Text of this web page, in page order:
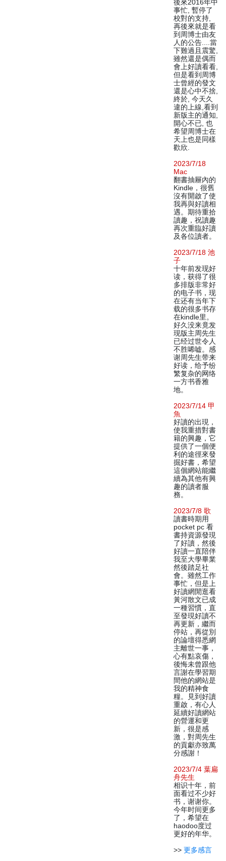
後來2016年中
事忙, 暫停了
校對的支持,
再後來就是看
到周博士由友
人的公告....當
下難過且震驚,
雖然還是偶而
會上好讀看看,
但是看到周博
士曾經的發文
還是心中不捨,
終於, 今天久
違的上線,看到
新版主的通知,
開心不已, 也
希望周博士在
天上也是同樣
歡欣.
2023/7/18
Mac
翻書抽屜內的
Kindle，很舊
沒有開啟了使
我再與好讀相
遇。期待重拾
讀趣，祝讀趣
再次重臨好讀
及各位讀者。
2023/7/18 池
子
十年前发现好
读，获得了很
多排版非常好
的电子书，现
在还有当年下
载的很多书存
在kindle里。
好久没来竟发
现版主周先生
已经过世令人
不胜唏嘘。感
谢周先生带来
好读，给予纷
繁复杂的网络
一方书香雅
地。
2023/7/14 甲
魚
好讀的出現，
使我重措對書
籍的興趣，它
提供了一個便
利的途徑來發
掘好書，希望
這個網站能繼
續為其他有興
趣的讀者服
務。
2023/7/8 歌
讀書時期用
pocket pc 看
書持資源發現
了好讀，然後
好讀一直陪伴
我至大學畢業
然後踏足社
會。雖然工作
事忙，但是上
好讀網閒逛看
黃河散文已成
一種習慣，直
至發現好讀不
再更新，繼而
停站，再從別
的論壇得悉網
主離世一事，
心有點哀傷，
後悔未曾跟他
言謝在學習期
間他的網站是
我的精神食
糧。見到好讀
重啟，有心人
延續好讀網站
的營運和更
新，很是感
激，對周先生
的貢獻亦致萬
分感謝！
2023/7/4 葉扁
舟先生
相识十年，前
面看过不少好
书，谢谢你。
今年时间更多
了，希望在
haodoo度过
更好的年华。
>> 更多感言